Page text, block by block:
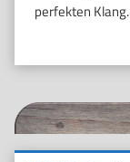
perfekten Klang.